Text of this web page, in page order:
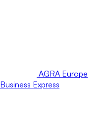
AGRA Europe
Business Express